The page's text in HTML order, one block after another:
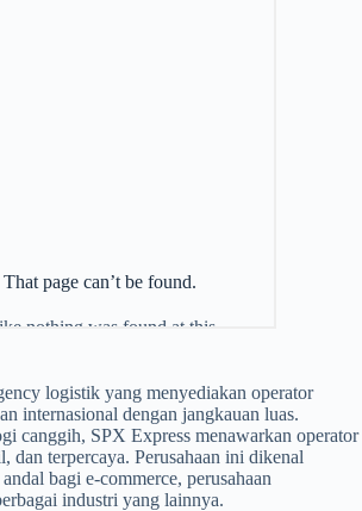
logistik yang menyediakan operator
internasional dengan jangkauan luas.
canggih, SPX Express menawarkan operator
dan terpercaya. Perusahaan ini dikenal
bagi e-commerce, perusahaan
industri yang lainnya.